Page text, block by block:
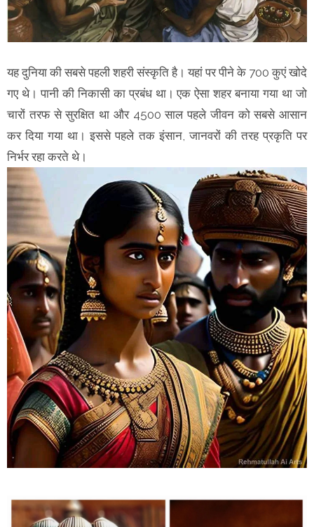
यह दुनिया की सबसे पहली शहरी संस्कृति है। यहां पर पीने के 700 कुएं खोदे
गए थे। पानी की निकासी का प्रबंध था। एक ऐसा शहर बनाया गया था जो
चारों तरफ से सुरक्षित था और 4500 साल पहले जीवन को सबसे आसान
कर दिया गया था। इससे पहले तक इंसान, जानवरों की तरह प्रकृति पर
निर्भर रहा करते थे।